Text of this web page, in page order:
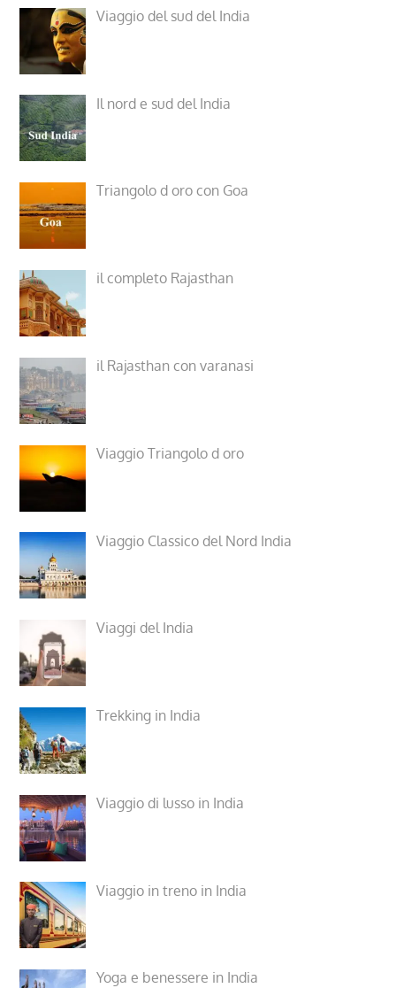
Viaggio del sud del India
Il nord e sud del India
Triangolo d oro con Goa
il completo Rajasthan
il Rajasthan con varanasi
Viaggio Triangolo d oro
Viaggio Classico del Nord India
Viaggi del India
Trekking in India
Viaggio di lusso in India
Viaggio in treno in India
Yoga e benessere in India